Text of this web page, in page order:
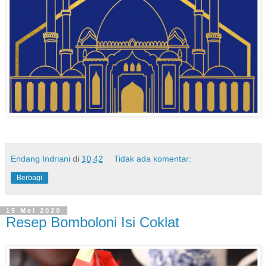
Endang Indriani di 10.42 Tidak ada komentar:
Berbagi
15 Mei 2020
Resep Bomboloni Isi Coklat